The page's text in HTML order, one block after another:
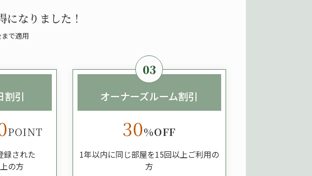
になりました！
で適用
割引
POINT
録された
の方
オーナーズルーム割引
03
30%OFF
1年以内に同じ部屋を15回以上ご利用の
方